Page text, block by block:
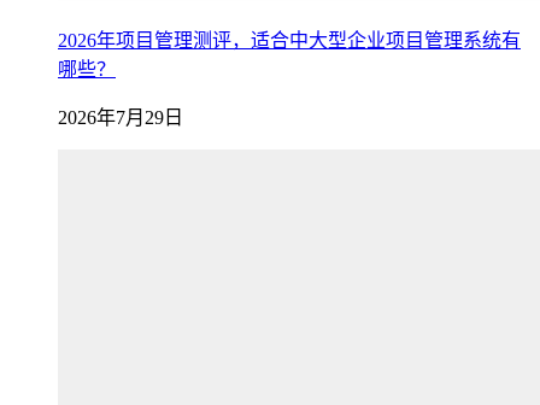
2026年项目管理测评，适合中大型企业项目管理系统有
哪些？
2026年7月29日